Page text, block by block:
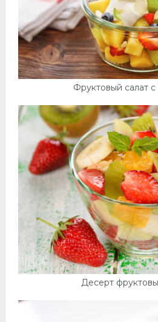
Фруктовый салат с
Десерт